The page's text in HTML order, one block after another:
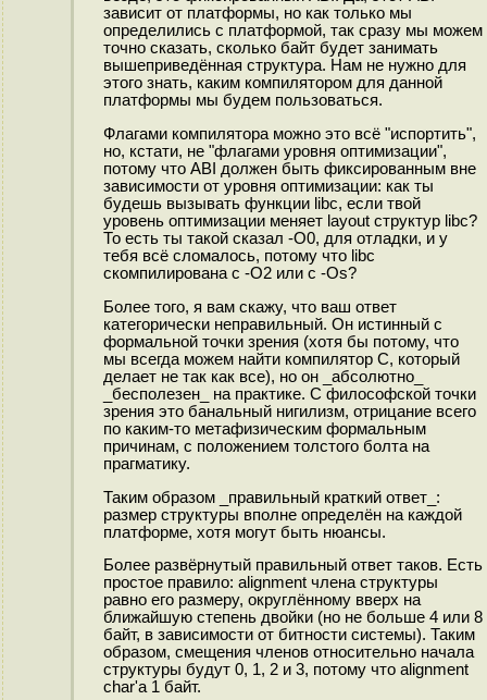
зависит от платформы, но как только мы
определились с платформой, так сразу мы можем
точно сказать, сколько байт будет занимать
вышеприведённая структура. Нам не нужно для
этого знать, каким компилятором для данной
платформы мы будем пользоваться.
Флагами компилятора можно это всё "испортить",
но, кстати, не "флагами уровня оптимизации",
потому что ABI должен быть фиксированным вне
зависимости от уровня оптимизации: как ты
будешь вызывать функции libc, если твой
уровень оптимизации меняет layout структур libc?
То есть ты такой сказал -O0, для отладки, и у
тебя всё сломалось, потому что libc
скомпилирована с -O2 или с -Os?
Более того, я вам скажу, что ваш ответ
категорически неправильный. Он истинный с
формальной точки зрения (хотя бы потому, что
мы всегда можем найти компилятор C, который
делает не так как все), но он _абсолютно_
_бесполезен_ на практике. С философской точки
зрения это банальный нигилизм, отрицание всего
по каким-то метафизическим формальным
причинам, с положением толстого болта на
прагматику.
Таким образом _правильный краткий ответ_:
размер структуры вполне определён на каждой
платформе, хотя могут быть нюансы.
Более развёрнутый правильный ответ таков. Есть
простое правило: alignment члена структуры
равно его размеру, округлённому вверх на
ближайшую степень двойки (но не больше 4 или 8
байт, в зависимости от битности системы). Таким
образом, смещения членов относительно начала
структуры будут 0, 1, 2 и 3, потому что alignment
char'а 1 байт.